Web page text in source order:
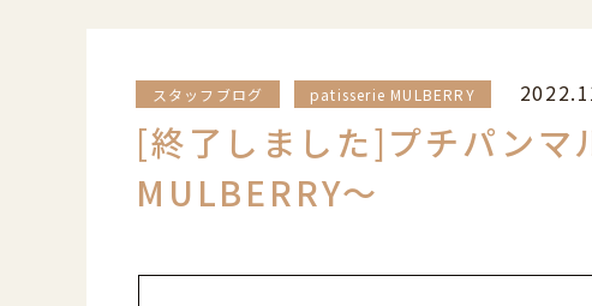
スタッフブログ patisserie MULBERRY
[終了しました]プチパン
MULBERRY～